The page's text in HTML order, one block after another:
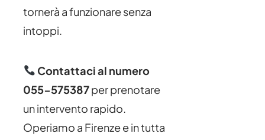
tornerà a funzionare senza
intoppi.
Contattaci al numero
055-575387per prenotare
un intervento rapido.
Operiamo a Firenze e in tutta